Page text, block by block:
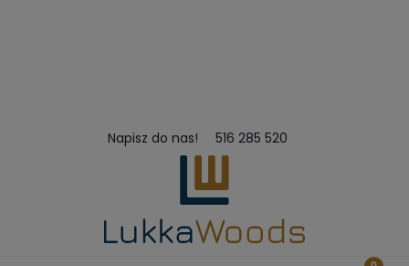
Napisz do nas! 516 285 520